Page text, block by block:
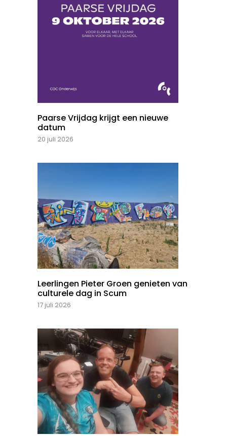
Paarse Vrijdag krijgt een nieuwe
datum
20 juli 2026
Leerlingen Pieter Groen genieten van
culturele dag in Scum
17 juli 2026